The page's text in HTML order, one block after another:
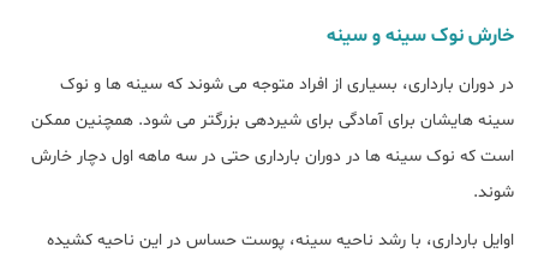
خارش نوک سینه و سینه
در دوران بارداری، بسیاری از افراد متوجه می شوند که سینه ها و نوک
سینه هایشان برای آمادگی برای شیردهی بزرگتر می شود. همچنین ممکن
است که نوک سینه ها در دوران بارداری حتی در سه ماهه اول دچار خارش
شوند.
اوایل بارداری، با رشد ناحیه سینه، پوست حساس در این ناحیه کشیده